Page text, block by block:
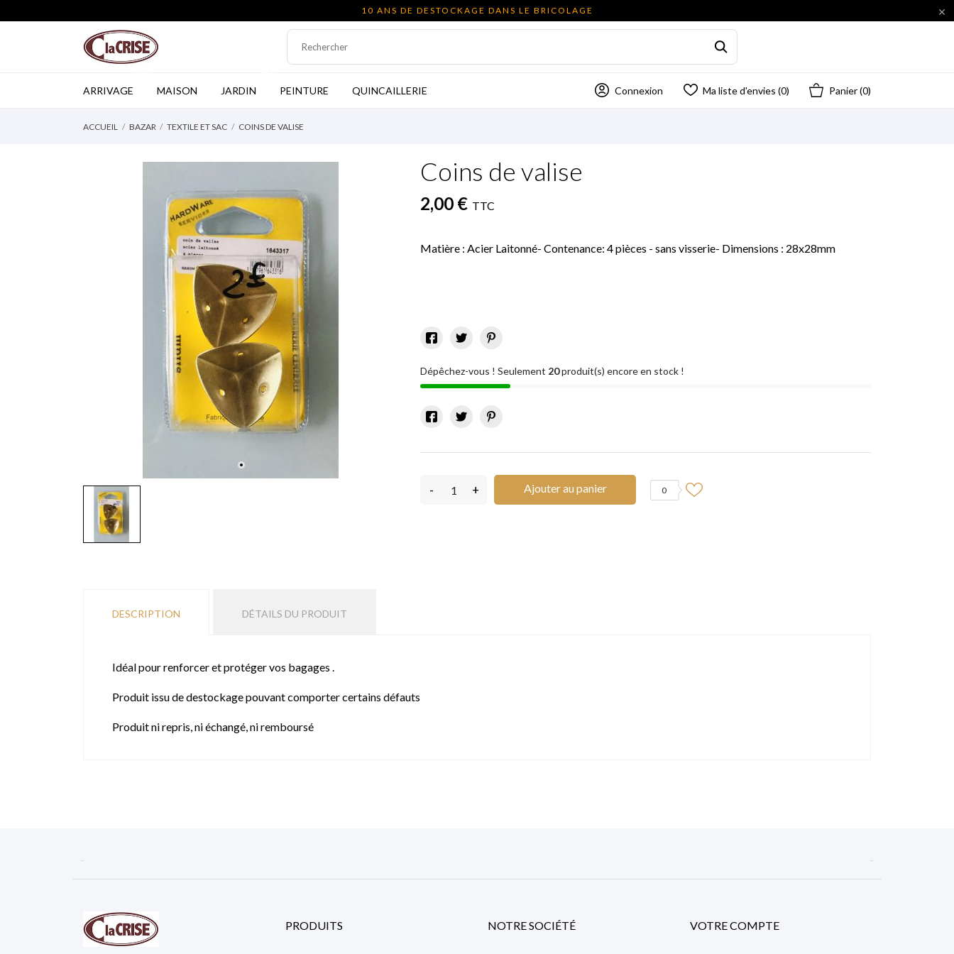
10 ANS DE DESTOCKAGE DANS LE BRICOLAGE 
ARRIVAGE MAISON JARDIN PEINTURE QUINCAILLERIE Connexion Ma liste d'envies (0) Panier(0)
ACCUEIL BAZAR TEXTILE ET SAC COINS DE VALISE
Coins de valise
2,00 € TTC
Matière : Acier Laitonné- Contenance: 4 pièces - sans visserie- Dimensions : 28x28mm
Dépêchez-vous ! Seulement 20produit(s) encore en stock !
- + Ajouter au panier 0
DESCRIPTION DÉTAILS DU PRODUIT
Idéal pour renforcer et protéger vos bagages .
Produit issu de destockage pouvant comporter certains défauts
Produit ni repris, ni échangé, ni remboursé
 
PRODUITS NOTRE SOCIÉTÉ VOTRE COMPTE